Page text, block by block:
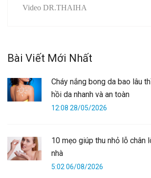
Video DR.THAIHA
Bài Viết Mới Nhất
Cháy nắng bong da bao lâu
hồi da nhanh và an toàn
12:08 28/05/2026
10 mẹo giúp thu nhỏ lỗ chân
nhà
5:02 06/08/2026